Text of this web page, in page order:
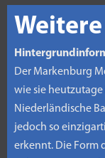
Der Markenburg
wie sie
Niederländische
jedoch so
erkennt. Die Form